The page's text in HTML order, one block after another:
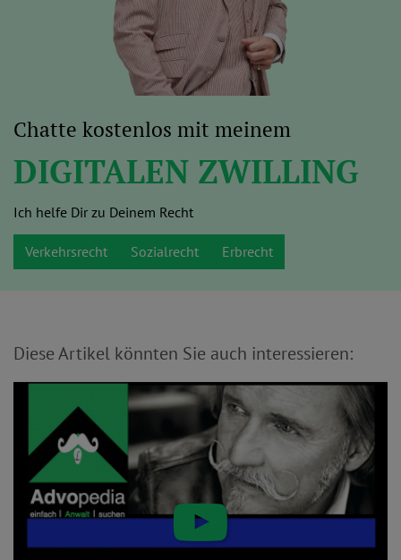
Chatte kostenlos mit meinem
DIGITALEN ZWILLING
Ich helfe Dir zu Deinem Recht
Verkehrsrecht Sozialrecht Erbrecht
Diese Artikel könnten Sie auch interessieren: